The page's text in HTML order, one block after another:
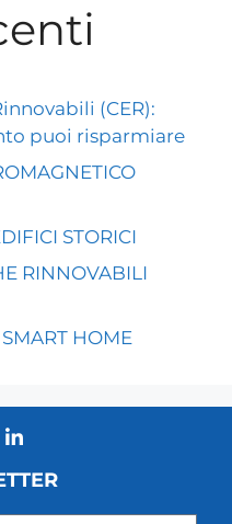
(CER):
puoi risparmiare
STORICI
RINNOVABILI
HOME